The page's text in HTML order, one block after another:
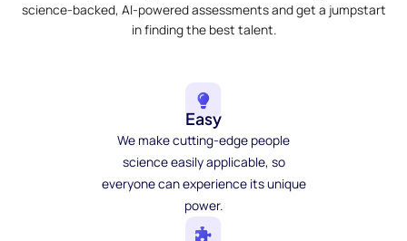
science-backed, AI-powered assessments and get a jumpstart
in finding the best talent.
Easy
We make cutting-edge people
science easily applicable, so
everyone can experience its unique
power.